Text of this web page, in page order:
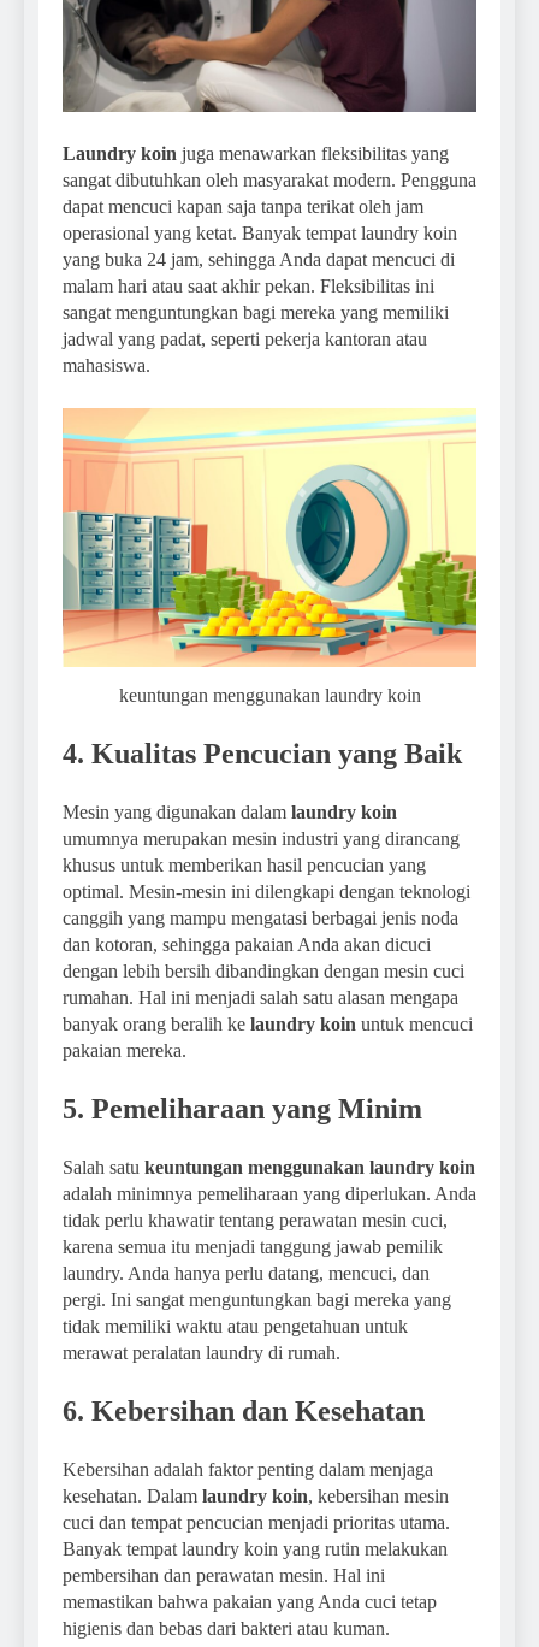
Laundry koin juga menawarkan fleksibilitas yang
sangat dibutuhkan oleh masyarakat modern. Pengguna
dapat mencuci kapan saja tanpa terikat oleh jam
operasional yang ketat. Banyak tempat laundry koin
yang buka 24 jam, sehingga Anda dapat mencuci di
malam hari atau saat akhir pekan. Fleksibilitas ini
sangat menguntungkan bagi mereka yang memiliki
jadwal yang padat, seperti pekerja kantoran atau
mahasiswa.
keuntungan menggunakan laundry koin
4. Kualitas Pencucian yang Baik
Mesin yang digunakan dalam laundry koin
umumnya merupakan mesin industri yang dirancang
khusus untuk memberikan hasil pencucian yang
optimal. Mesin-mesin ini dilengkapi dengan teknologi
canggih yang mampu mengatasi berbagai jenis noda
dan kotoran, sehingga pakaian Anda akan dicuci
dengan lebih bersih dibandingkan dengan mesin cuci
rumahan. Hal ini menjadi salah satu alasan mengapa
banyak orang beralih ke laundry koin untuk mencuci
pakaian mereka.
5. Pemeliharaan yang Minim
Salah satu keuntungan menggunakan laundry koin
adalah minimnya pemeliharaan yang diperlukan. Anda
tidak perlu khawatir tentang perawatan mesin cuci,
karena semua itu menjadi tanggung jawab pemilik
laundry. Anda hanya perlu datang, mencuci, dan
pergi. Ini sangat menguntungkan bagi mereka yang
tidak memiliki waktu atau pengetahuan untuk
merawat peralatan laundry di rumah.
6. Kebersihan dan Kesehatan
Kebersihan adalah faktor penting dalam menjaga
kesehatan. Dalam laundry koin, kebersihan mesin
cuci dan tempat pencucian menjadi prioritas utama.
Banyak tempat laundry koin yang rutin melakukan
pembersihan dan perawatan mesin. Hal ini
memastikan bahwa pakaian yang Anda cuci tetap
higienis dan bebas dari bakteri atau kuman.